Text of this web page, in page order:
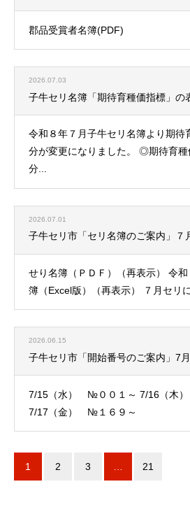
郡品受賞者名簿(PDF)
2026.07.03
子牛セリ名簿「期待育種価指標」の
令和８年７月子牛セリ名簿より期待
分が変更になりました。 ◎期待育種
分...
2026.07.01
子牛セリ市「セリ名簿のご案内」７
せり名簿（ＰＤＦ）（再表示） 令
簿（Excel版）（再表示） ７月セリ
2026.06.15
子牛セリ市「開始番号のご案内」7月
7/15（水） №００１～ 7/16（木
7/17（金） №１６９～
1 2 3 21